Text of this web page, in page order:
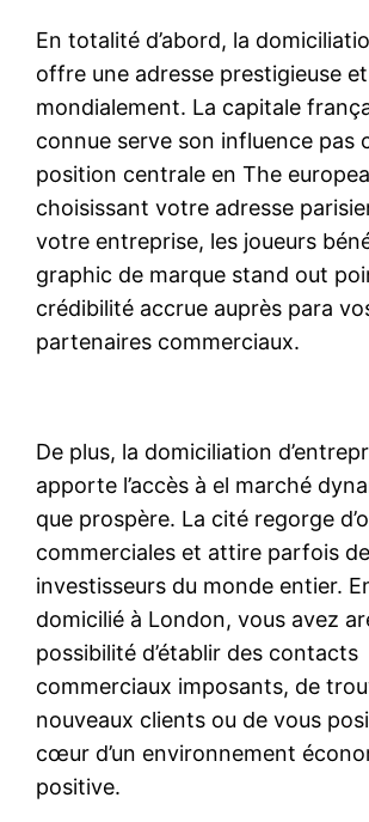
En totalité d’abord, la
offre une adresse prestigieuse
mondialement. La capitale
connue serve son influence pas
position centrale en The
choisissant votre adresse
votre entreprise, les joueurs
graphic de marque stand out
crédibilité accrue auprès para
partenaires commerciaux.
De plus, la domiciliation
apporte l’accès à el marché
que prospère. La cité regorge
commerciales et attire parfois
investisseurs du monde entier.
domicilié à London, vous avez
possibilité d’établir des contacts
commerciaux imposants, de
nouveaux clients ou de vous
cœur d’un environnement
positive.